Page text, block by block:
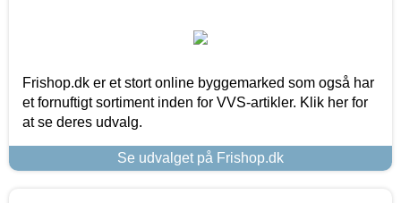
Frishop.dk er et stort online byggemarked som også har
et fornuftigt sortiment inden for VVS-artikler. Klik her for
at se deres udvalg.
Se udvalget på Frishop.dk